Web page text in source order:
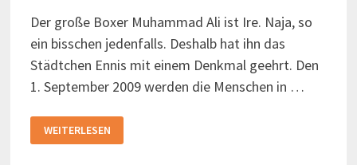
Der große Boxer Muhammad Ali ist Ire. Naja, so
ein bisschen jedenfalls. Deshalb hat ihn das
Städtchen Ennis mit einem Denkmal geehrt. Den
1. September 2009 werden die Menschen in …
ALI
IN
WEITERLESEN